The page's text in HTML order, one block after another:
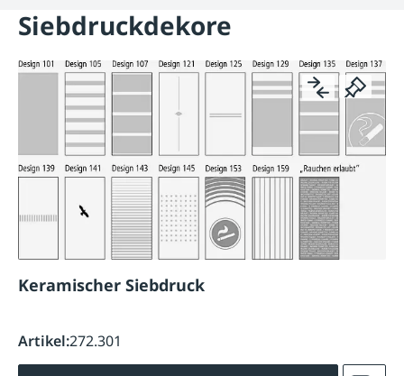
Siebdruckdekore
Keramischer Siebdruck
Artikel:272.301